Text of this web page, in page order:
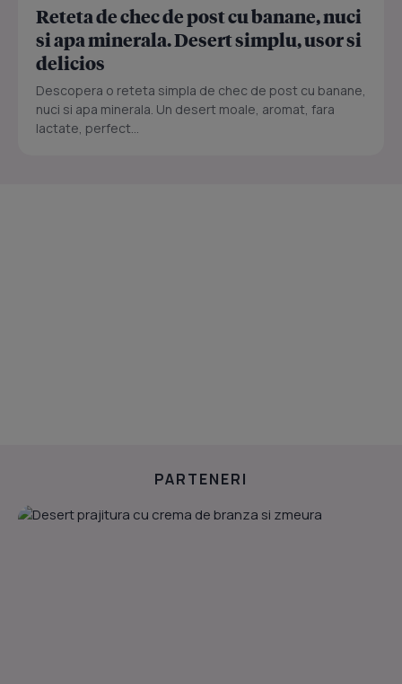
Reteta de chec de post cu banane, nuci
si apa minerala. Desert simplu, usor si
delicios
Descopera o reteta simpla de chec de post cu banane,
nuci si apa minerala. Un desert moale, aromat, fara
lactate, perfect...
PARTENERI